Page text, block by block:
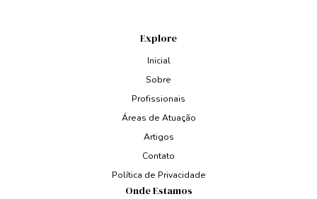
Explore
Inicial
Sobre
Profissionais
Áreas de Atuação
Artigos
Contato
Política de Privacidade
Onde Estamos